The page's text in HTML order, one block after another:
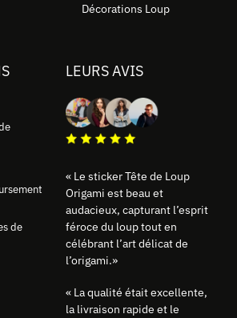
Décorations Loup
de
LEURS AVIS
« Le sticker Tête de Loup
Origami est beau et
audacieux, capturant l’esprit
féroce du loup tout en
célébrant l’art délicat de
l’origami.»
« La qualité était excellente,
la livraison rapide et le